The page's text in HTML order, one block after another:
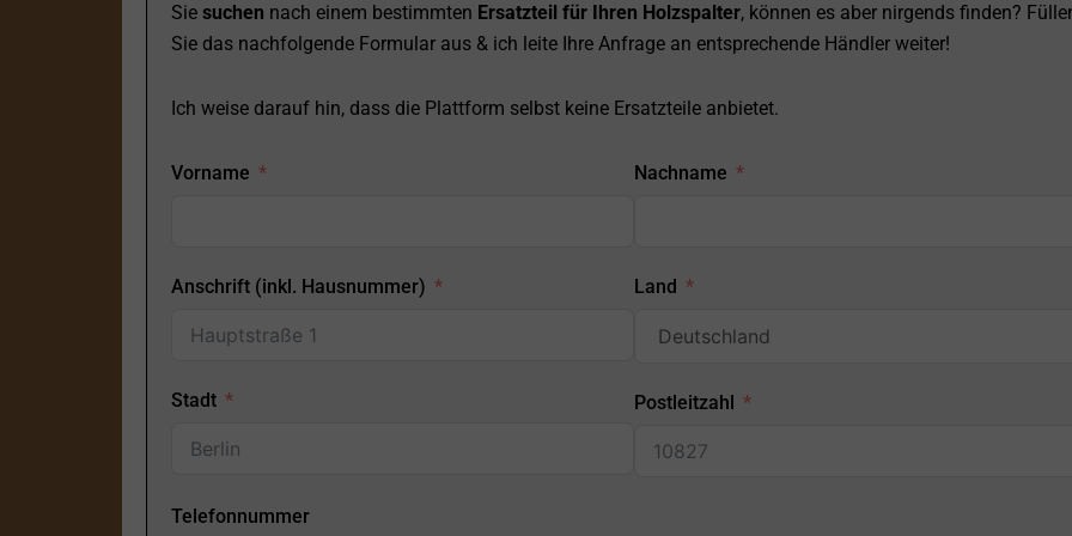
Sie suchen nach einem bestimmten Ersatzteil für Ihren Holzspalter, können es aber nirgends finden?
Sie das nachfolgende Formular aus & ich leite Ihre Anfrage an entsprechende Händler weiter!
Ich weise darauf hin, dass die Plattform selbst keine Ersatzteile anbietet.
Vorname Nachname
Anschrift (inkl. Hausnummer)
Stadt
Land
Postleitzahl
Telefonnummer